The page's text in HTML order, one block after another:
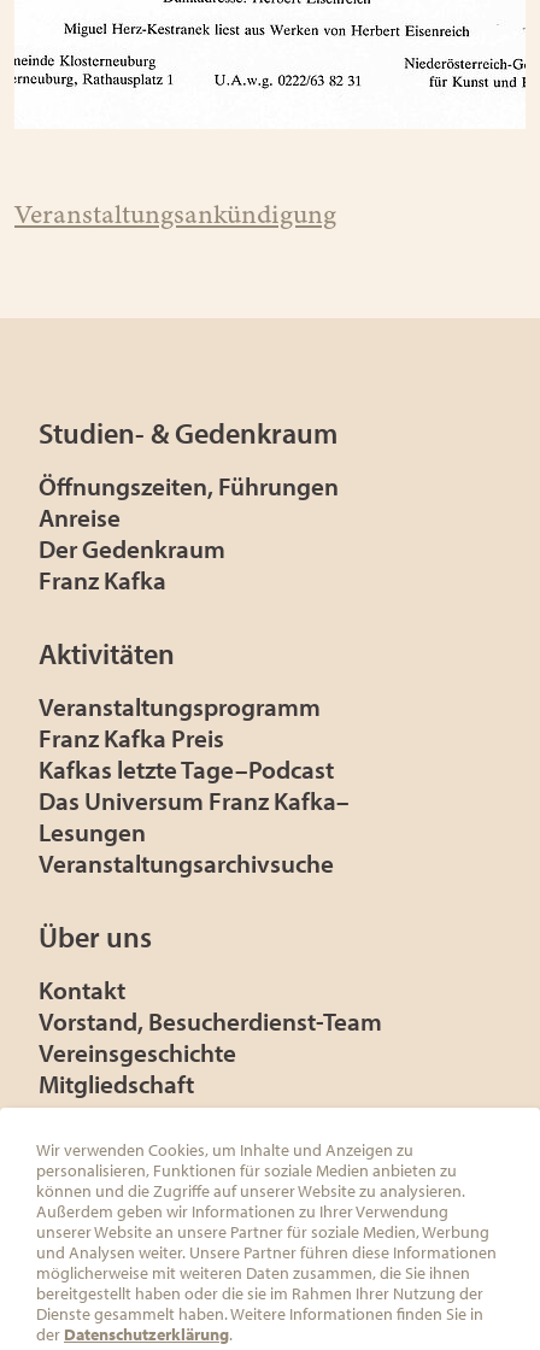
Veranstaltungsankündigung
Studien- & Gedenkraum
Öffnungszeiten, Führungen
Anreise
Der Gedenkraum
Franz Kafka
Aktivitäten
Veranstaltungsprogramm
Franz Kafka Preis
Kafkas letzte Tage–Podcast
Das Universum Franz Kafka–
Lesungen
Veranstaltungsarchivsuche
Über uns
Kontakt
Vorstand, Besucherdienst-Team
Vereinsgeschichte
Mitgliedschaft
Presse
Förderer
ÖSTERREICHISCHE FRANZ KAFKA
GESELLSCHAFT
C/O ÖSTERREICHISCHE
GESELLSCHAFT FÜR LITERATUR
Wir verwenden Cookies, um Inhalte und Anzeigen zu
personalisieren, Funktionen für soziale Medien anbieten zu
können und die Zugriffe auf unserer Website zu analysieren.
Außerdem geben wir Informationen zu Ihrer Verwendung
unserer Website an unsere Partner für soziale Medien, Werbung
und Analysen weiter. Unsere Partner führen diese Informationen
möglicherweise mit weiteren Daten zusammen, die Sie ihnen
bereitgestellt haben oder die sie im Rahmen Ihrer Nutzung der
Dienste gesammelt haben. Weitere Informationen finden Sie in
der Datenschutzerklärung.